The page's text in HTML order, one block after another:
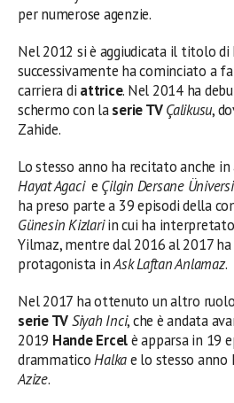
per numerose agenzie.
Nel 2012 si è aggiudicata il titolo di
successivamente ha cominciato a
carriera di attrice. Nel 2014 ha
schermo con laserie TVÇalikusu,
Zahide.
Lo stesso anno ha recitato anche
Hayat Agaci e Çilgin Dersane
ha preso parte a 39 episodi della
Günesin Kizlariin cui ha
Yilmaz, mentre dal 2016 al 2017
protagonista inAsk Laftan Anlamaz.
Nel 2017 ha ottenuto un altro
serie TVSiyah Inci, che è andata
2019 Hande Ercelè apparsa in 19
drammaticoHalkae lo stesso anno
Azize.